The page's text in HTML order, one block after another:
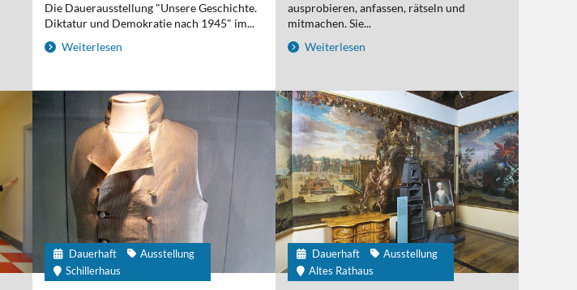
Die Dauerausstellung "Unsere Geschichte.
Diktatur und Demokratie nach 1945" im...
Weiterlesen
ausprobieren, anfassen, rätseln und
mitmachen. Sie...
Weiterlesen
Dauerhaft
Ausstellung
Schillerhaus
Dauerhaft
Ausstellung
Altes Rathaus